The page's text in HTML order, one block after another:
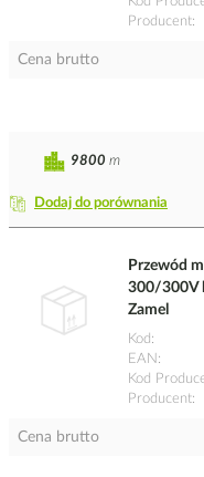
Producent
Cena brutto
Dodaj do porównania
9800 m
Przewód
300/300V
Zamel
Kod
EAN
Kod
Producent
Cena brutto